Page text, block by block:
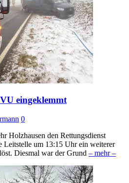
eingeklemmt
0
Holzhausen den Rettungsdienst
Leitstelle um 13:15 Uhr ein weiterer
Diesmal war der Grund – mehr –